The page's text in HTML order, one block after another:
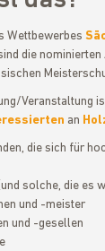
Wettbewerbes
die
Veranstaltung
an
die sich für
solche, die es
und -meister
und -gesellen